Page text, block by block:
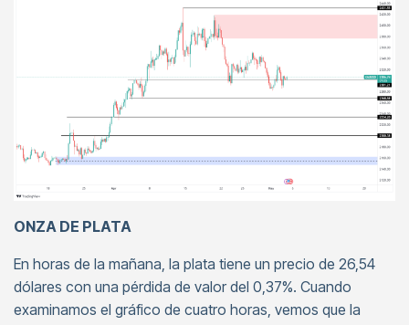
ONZA DE PLATA
En horas de la mañana, la plata tiene un precio de 26,54
dólares con una pérdida de valor del 0,37%. Cuando
examinamos el gráfico de cuatro horas, vemos que la